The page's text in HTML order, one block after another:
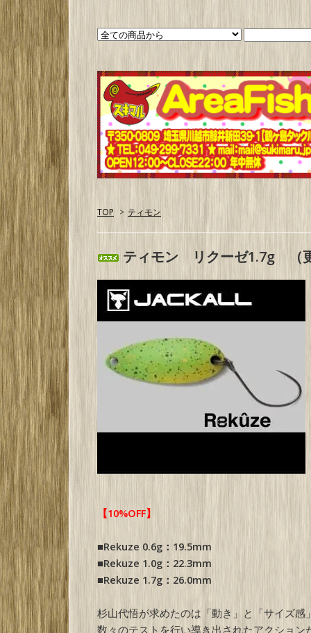
TOP > ティモン
ティモン リクーゼ1.7g （
【10%OFF】
■Rekuze 0.6g：19.5mm
■Rekuze 1.0g：22.3mm
■Rekuze 1.7g：26.0mm
杉山代悟が求めたのは「動き」と「サイズ感
数々のテストを行い導き出されたアクション